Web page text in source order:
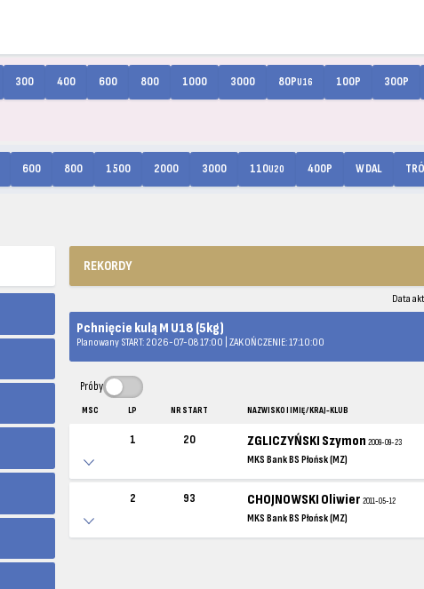
300 400 600 800 1000 3000 80PU16 100P 300P
600 800 1500 2000 3000 110U20 400P W DAL
REKORDY
Data
Pchnięcie kulą M U18 (5kg)
Planowany START: 2026-07-08 17:00 | ZAKOŃCZENIE: 17:10:00
Próby
MSC LP NR START NAZWISKO I IMIĘ / KRAJ-KLUB
1 20 ZGLICZYŃSKI Szymon2009-09-23
MKS Bank BS Płońsk (MZ)
2 93 CHOJNOWSKI Oliwier2011-05-12
MKS Bank BS Płońsk (MZ)